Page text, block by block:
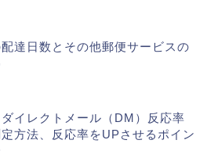
達日数とその他郵便サービスの
ダイレクトメール（DM）反応率
方法、反応率をUPさせるポイン